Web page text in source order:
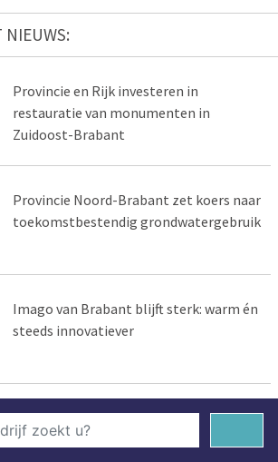
NIEUWS:
Provincie en Rijk investeren in
restauratie van monumenten in
Zuidoost-Brabant
Provincie Noord-Brabant zet koers naar
toekomstbestendig grondwatergebruik
Imago van Brabant blijft sterk: warm én
steeds innovatiever